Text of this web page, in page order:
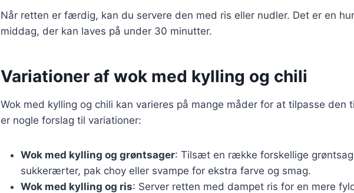
Når retten er færdig, kan du servere den med ris eller nudler. Det er en
middag, der kan laves på under 30 minutter.
Variationer af wok med kylling og chili
Wok med kylling og chili kan varieres på mange måder for at tilpasse den
er nogle forslag til variationer:
Wok med kylling og grøntsager: Tilsæt en række forskellige
sukkerærter, pak choy eller svampe for ekstra farve og smag.
Wok med kylling og ris: Server retten med dampet ris for en mere